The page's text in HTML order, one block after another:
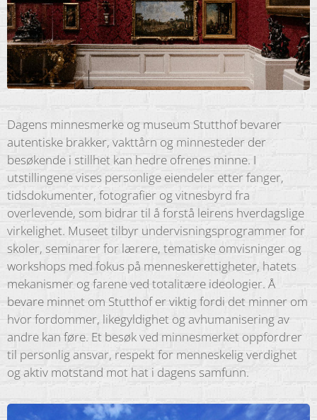
Dagens minnesmerke og museum Stutthof bevarer
autentiske brakker, vakttårn og minnesteder der
besøkende i stillhet kan hedre ofrenes minne. I
utstillingene vises personlige eiendeler etter fanger,
tidsdokumenter, fotografier og vitnesbyrd fra
overlevende, som bidrar til å forstå leirens hverdagslige
virkelighet. Museet tilbyr undervisningsprogrammer for
skoler, seminarer for lærere, tematiske omvisninger og
workshops med fokus på menneskerettigheter, hatets
mekanismer og farene ved totalitære ideologier. Å
bevare minnet om Stutthof er viktig fordi det minner om
hvor fordommer, likegyldighet og avhumanisering av
andre kan føre. Et besøk ved minnesmerket oppfordrer
til personlig ansvar, respekt for menneskelig verdighet
og aktiv motstand mot hat i dagens samfunn.